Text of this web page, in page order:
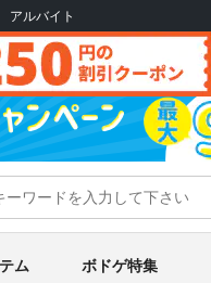
アルバイト
ム ボドゲ特集